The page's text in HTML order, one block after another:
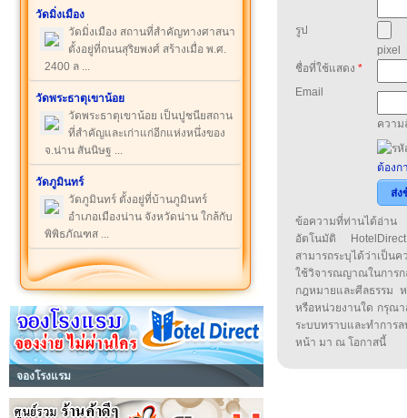
วัดมิ่งเมือง
วัดมิ่งเมือง สถานที่สำคัญทางศาสนา
ตั้งอยู่ที่ถนนสุริยพงศ์ สร้างเมื่อ พ.ศ.
2400 ล ...
วัดพระธาตุเขาน้อย
วัดพระธาตุเขาน้อย เป็นปูชนียสถาน
ที่สำคัญและเก่าแก่อีกแห่งหนึ่งของ
จ.น่าน สันนิษฐ ...
วัดภูมินทร์
วัดภูมินทร์ ตั้งอยู่ที่บ้านภูมินทร์
อำเภอเมืองน่าน จังหวัดน่าน ใกล้กับ
พิพิธภัณฑส ...
จองโรงแรม
รูป
pixel
ชื่อที่ใช้แสดง *
Email
ความ
ต้องก
ส่ง
ข้อความที่ท่านได้อ่าน
อัตโนมัติ
สามารถระบุได้ว่าเป็น
ใช้วิจารณญาณในกา
กฎหมายและศีลธรรม
หรือหน่วยงานใด กรุณา
ระบบทราบและทำกา
หน้า มา ณ โอกาสนี้